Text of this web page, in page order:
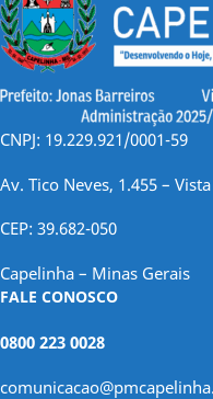
CNPJ: 19.229.921/0001-59
Av. Tico Neves, 1.455 –
CEP: 39.682-050
Capelinha – Minas Gerais
FALE CONOSCO
0800 223 0028